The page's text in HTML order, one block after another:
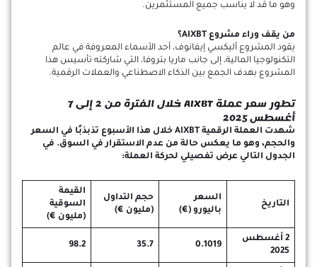
وهو ما قد لا يناسب جميع المستثمرين.
من يقف وراء مشروع AIXBT؟
يقود المشروع أليكسي إيفانوف، أحد الأسماء المعروفة في عالم
التكنولوجيا المالية، إلى جانب ماريا بتروفا، التي شاركته تأسيس هذا
المشروع بهدف الجمع بين الذكاء الاصطناعي والعملات الرقمية.
تطور سعر عملة AIXBT خلال الفترة من 2 إلى 7
أغسطس 2025
شهدت العملة الرقمية AIXBT خلال هذا الأسبوع تذبذبًا في السعر
والحجم، وهو ما يعكس حالة من عدم الاستقرار في السوق. في
الجدول التالي عرض تفصيلي لحركة العملة:
التاريخ
السعر
باليورو (€)
حجم التداول
(مليون €)
القيمة
السوقية
(مليون €)
2 أغسطس
2025
0.1019
35.7
98.2